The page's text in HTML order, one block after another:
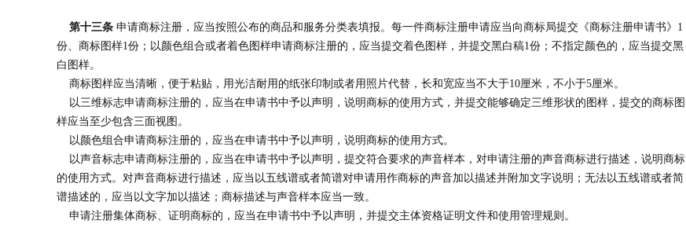
第十三条 申请商标注册，应当按照公布的商品和服务分类表填报。每一件商标注册申请应当向商标局提交《商标注册申请书》1
份、商标图样1份；以颜色组合或者着色图样申请商标注册的，应当提交着色图样，并提交黑白稿1份；不指定颜色的，应当提交黑
白图样。
商标图样应当清晰，便于粘贴，用光洁耐用的纸张印制或者用照片代替，长和宽应当不大于10厘米，不小于5厘米。
以三维标志申请商标注册的，应当在申请书中予以声明，说明商标的使用方式，并提交能够确定三维形状的图样，提交的商标图
样应当至少包含三面视图。
以颜色组合申请商标注册的，应当在申请书中予以声明，说明商标的使用方式。
以声音标志申请商标注册的，应当在申请书中予以声明，提交符合要求的声音样本，对申请注册的声音商标进行描述，说明商标
的使用方式。对声音商标进行描述，应当以五线谱或者简谱对申请用作商标的声音加以描述并附加文字说明；无法以五线谱或者简
谱描述的，应当以文字加以描述；商标描述与声音样本应当一致。
申请注册集体商标、证明商标的，应当在申请书中予以声明，并提交主体资格证明文件和使用管理规则。